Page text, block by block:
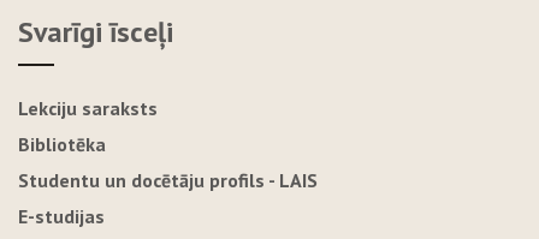
Svarīgi īsceļi
Lekciju saraksts
Bibliotēka
Studentu un docētāju profils - LAIS
E-studijas